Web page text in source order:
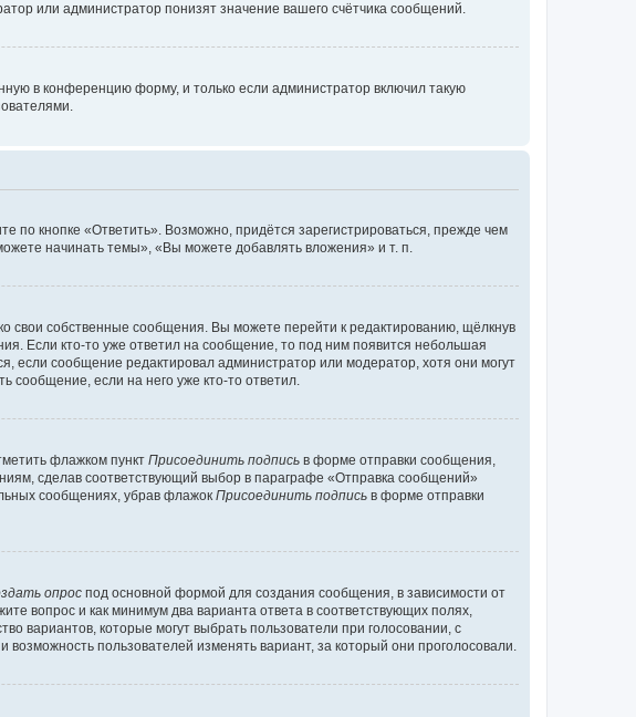
или администратор понизят значение вашего счётчика сообщений.
в конференцию форму, и только если администратор включил такую
кнопке «Ответить». Возможно, придётся зарегистрироваться, прежде чем
начинать темы», «Вы можете добавлять вложения» и т. п.
свои собственные сообщения. Вы можете перейти к редактированию, щёлкнув
Если кто-то уже ответил на сообщение, то под ним появится небольшая
если сообщение редактировал администратор или модератор, хотя они могут
сообщение, если на него уже кто-то ответил.
флажком пункт Присоединить подпись в форме отправки сообщения,
сделав соответствующий выбор в параграфе «Отправка сообщений»
сообщениях, убрав флажок Присоединить подпись в форме отправки
опрос под основной формой для создания сообщения, в зависимости от
вопрос и как минимум два варианта ответа в соответствующих полях,
вариантов, которые могут выбрать пользователи при голосовании, с
пользователей изменять вариант, за который они проголосовали.